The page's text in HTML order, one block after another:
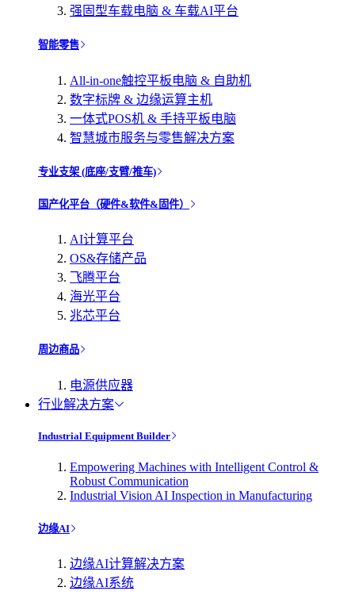
强固型车载电脑 & 车载AI平台
智能零售
All-in-one触控平板电脑 & 自助机
数字标牌 & 边缘运算主机
一体式POS机 & 手持平板电脑
智慧城市服务与零售解决方案
专业支架 (底座/支臂/推车)
国产化平台（硬件&软件&固件）
AI计算平台
OS&存储产品
飞腾平台
海光平台
兆芯平台
周边商品
电源供应器
行业解决方案
Industrial Equipment Builder
Empowering Machines with Intelligent Control &
Robust Communication
Industrial Vision AI Inspection in Manufacturing
边缘AI
边缘AI计算解决方案
边缘AI系统